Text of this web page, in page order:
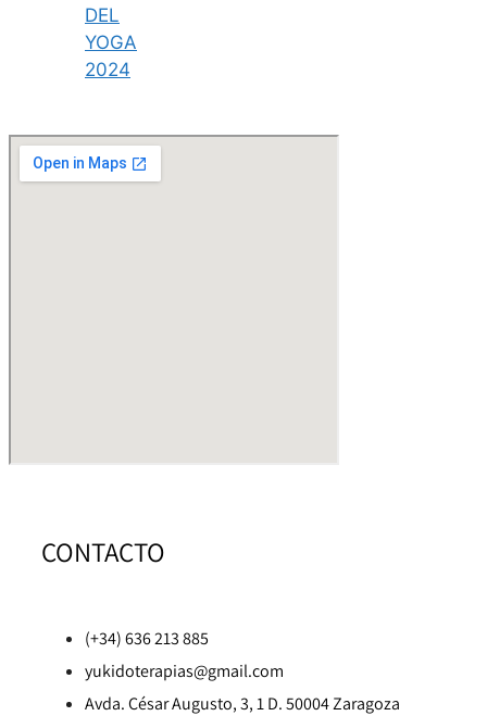
DEL
YOGA
2024
CONTACTO
(+34) 636 213 885
yukidoterapias@gmail.com
Avda. César Augusto, 3, 1 D. 50004 Zaragoza